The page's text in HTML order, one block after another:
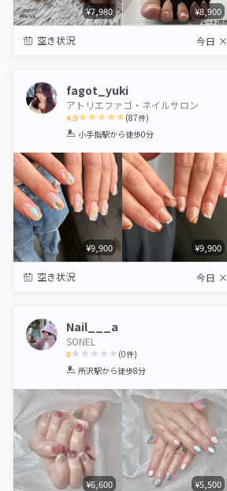
¥7,980 ¥8,900
空き状況 今日 ×
fagot_yuki
アトリエファゴ・ネイルサロン
4.9
1 2 3 4 5
(87件)
小手指駅から徒歩0分
¥9,900 ¥9,900
空き状況 今日 ×
Nail___a
SONEL
0
1 2 3 4 5
(0件)
所沢駅から徒歩8分
¥6,600 ¥5,500